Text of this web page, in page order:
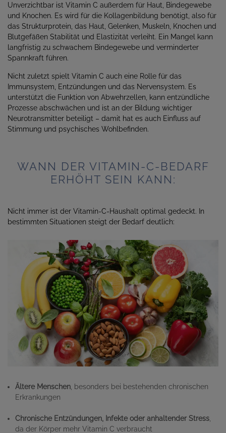
Unverzichtbar ist Vitamin C außerdem für Haut, Bindegewebe
und Knochen. Es wird für die Kollagenbildung benötigt, also für
das Strukturprotein, das Haut, Gelenken, Muskeln, Knochen und
Blutgefäßen Stabilität und Elastizität verleiht. Ein Mangel kann
langfristig zu schwachem Bindegewebe und verminderter
Spannkraft führen.
Nicht zuletzt spielt Vitamin C auch eine Rolle für das
Immunsystem, Entzündungen und das Nervensystem. Es
unterstützt die Funktion von Abwehrzellen, kann entzündliche
Prozesse abschwächen und ist an der Bildung wichtiger
Neurotransmitter beteiligt – damit hat es auch Einfluss auf
Stimmung und psychisches Wohlbefinden.
WANN DER VITAMIN-C-BEDARF
ERHÖHT SEIN KANN:
Nicht immer ist der Vitamin-C-Haushalt optimal gedeckt. In
bestimmten Situationen steigt der Bedarf deutlich:
Ältere Menschen , besonders bei bestehenden chronischen
Erkrankungen
Chronische Entzündungen, Infekte oder anhaltender Stress
da der Körper mehr Vitamin C verbraucht